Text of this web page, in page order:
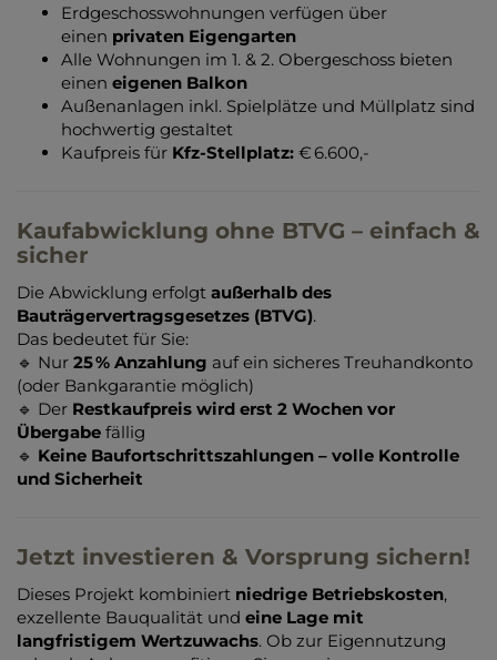
Erdgeschosswohnungen verfügen über
einen privaten Eigengarten
Alle Wohnungen im 1. & 2. Obergeschoss bieten
einen eigenen Balkon
Außenanlagen inkl. Spielplätze und Müllplatz sind
hochwertig gestaltet
Kaufpreis für Kfz-Stellplatz: € 6.600,-
Kaufabwicklung ohne BTVG – einfach &
sicher
Die Abwicklung erfolgt außerhalb des
Bauträgervertragsgesetzes (BTVG).
Das bedeutet für Sie:
🔹 Nur 25 % Anzahlung auf ein sicheres Treuhandkonto
(oder Bankgarantie möglich)
🔹 Der Restkaufpreis wird erst 2 Wochen vor
Übergabe fällig
🔹 Keine Baufortschrittszahlungen – volle Kontrolle
und Sicherheit
Jetzt investieren & Vorsprung sichern!
Dieses Projekt kombiniert niedrige Betriebskosten,
exzellente Bauqualität und eine Lage mit
langfristigem Wertzuwachs. Ob zur Eigennutzung